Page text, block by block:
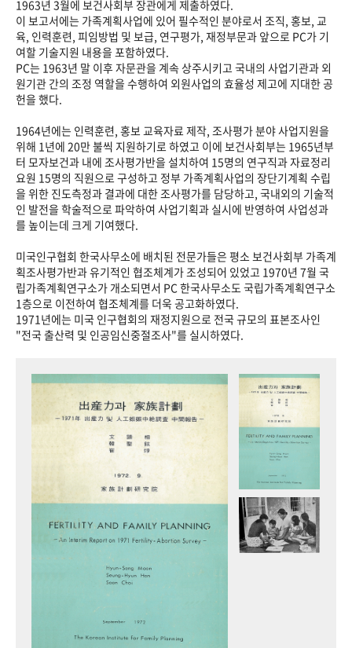
1963년 3월에 보건사회부 장관에게 제출하였다.
이 보고서에는 가족계획사업에 있어 필수적인 분야로서 조직, 홍보, 교
육, 인력훈련, 피임방법 및 보급, 연구평가, 재정부문과 앞으로 PC가 기
여할 기술지원 내용을 포함하였다.
PC는 1963년 말 이후 자문관을 계속 상주시키고 국내의 사업기관과 외
원기관 간의 조정 역할을 수행하여 외원사업의 효율성 제고에 지대한 공
헌을 했다.
1964년에는 인력훈련, 홍보 교육자료 제작, 조사평가 분야 사업지원을
위해 1년에 20만 불씩 지원하기로 하였고 이에 보건사회부는 1965년부
터 모자보건과 내에 조사평가반을 설치하여 15명의 연구직과 자료정리
요원 15명의 직원으로 구성하고 정부 가족계획사업의 장단기계획 수립
을 위한 진도측정과 결과에 대한 조사평가를 담당하고, 국내외의 기술적
인 발전을 학술적으로 파악하여 사업기획과 실시에 반영하여 사업성과
를 높이는데 크게 기여했다.
미국인구협회 한국사무소에 배치된 전문가들은 평소 보건사회부 가족계
획조사평가반과 유기적인 협조체계가 조성되어 있었고 1970년 7월 국
립가족계획연구소가 개소되면서 PC 한국사무소도 국립가족계획연구소
1층으로 이전하여 협조체계를 더욱 공고화하였다.
1971년에는 미국 인구협회의 재정지원으로 전국 규모의 표본조사인
"전국 출산력 및 인공임신중절조사"를 실시하였다.